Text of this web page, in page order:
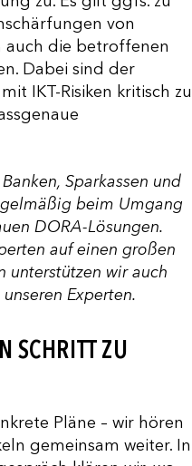
von
auch die betroffenen
Dabei sind der
IKT-Risiken kritisch zu
Sparkassen und
beim Umgang
DORA-Lösungen.
auf einen großen
unterstützen wir auch
Experten.
SCHRITT ZU
Pläne – wir hören
gemeinsam weiter. In